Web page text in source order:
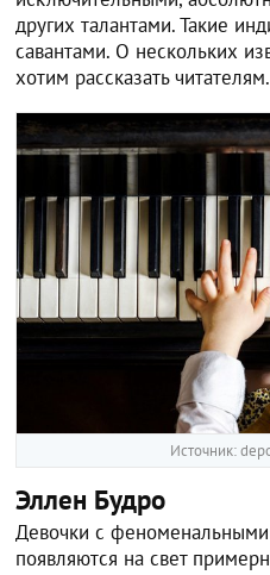
других талантами. Такие
савантами. О нескольких
хотим рассказать читателям.
Источник:
Эллен Будро
Девочки с
появляются на свет